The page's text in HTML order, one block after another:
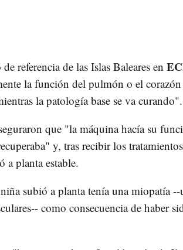
referencia de las Islas Baleares en
la función del pulmón o el
la patología base se va curando".
que "la máquina hacía su
y, tras recibir los
a planta estable.
subió a planta tenía una miopatía --
como consecuencia de haber